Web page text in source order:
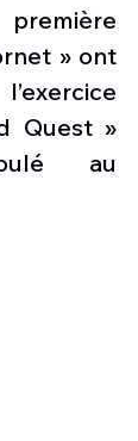
» ont
Quest »
au